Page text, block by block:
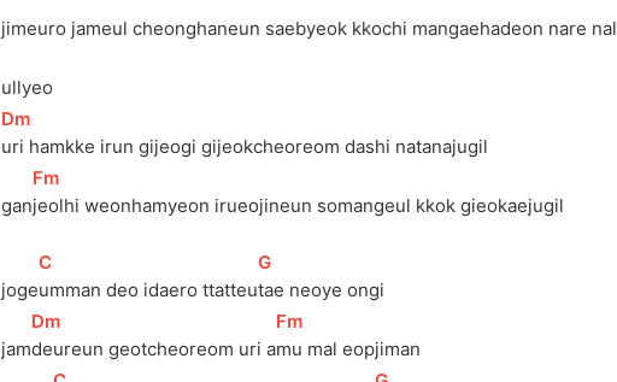
jimeuro jameul cheonghaneun saebyeok kkochi mangaehadeon nare nal
ullyeo
[Dm
uri hamkke irun gijeogi gijeokcheoreom dashi natanajugil
gan
[Fm
jeolhi weonhamyeon irueojineun somangeul kkok gieokaejugil
joge
[
C
umman deo idaero ttatteu
[
G
tae neoye ongi
jam
[Dm
deureun geotcheoreom uri a
[Fm
mu mal eopjiman